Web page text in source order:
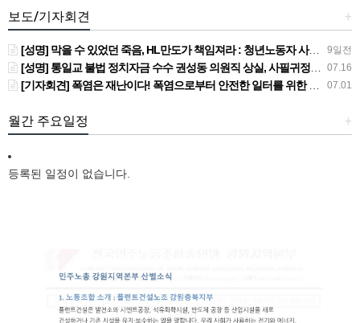
+
보도/기자회견
9일전
[성명] 막을 수 있었던 죽음, HL만도가 책임져라 : 청년노동자 사망사고의 철저한 진상규명과 재발방지 대책 마련하라
07.16
[성명] 통일교 불법 정치자금 수수 권성동 의원직 상실, 사필귀정이다
07.01
[기자회견] 폭염은 재난이다! 폭염으로부터 안전한 일터를 위한 민주노총 강원지역본부 폭염감시단 선포 기자회견
+
월간 주요일정
등록된 일정이 없습니다.